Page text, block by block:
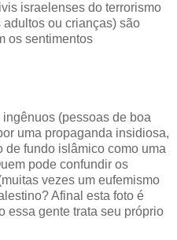
israelenses do terrorismo
ou crianças) são
os sentimentos
(pessoas de boa
uma propaganda insidiosa,
de fundo islâmico como uma
pode confundir os
vezes um eufemismo
Afinal esta foto é
essa gente trata seu próprio